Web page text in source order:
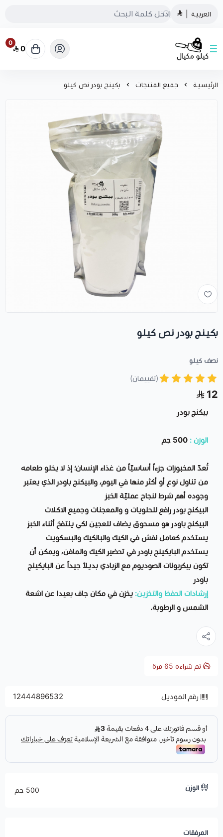
العربية
كيلو مكيال
0
0
الرئيسية جميع المنتجات بكينج بودر نص كيلو
بكينج بودر نص كيلو
نصف كيلو
(تقييمان)
12
بيكنج بودر
الوزن : 500 جم
تُعدّ المخبوزات جزءاً أساسيّاً من غذاء الإنسان؛ إذ لا يخلو طعامه
من تناول نوع أو أكثر منها في اليوم، والبيكنج باودر الذي يعتبر
وجوده أهم شرط لنجاح عمليّة الخبز
البيكنج بودر رافع للحلويات و والمعجنات وجميع الاكلات
البيكنج باودر هو مسحوق يضاف للعجين لكي ينتفخ أثناء الخبز
يستخدم كعامل نفش في الكيك والبانكيك والبسكويت
يستخدم البايكينج باودر في تحضير الكيك والمافن، ويمكن أن
تكون بيكربونات الصوديوم مع الزبادي بديلاً جيداً عن البايكينج
باودر
إرشادات الحفظ والتخزين: يخزن في مكان جاف بعيدا عن اشعة
الشمس و الرطوبة.
تم شراءه 65 مرة
رقم الموديل 12444896532
الوزن 500 جم
المرفقات